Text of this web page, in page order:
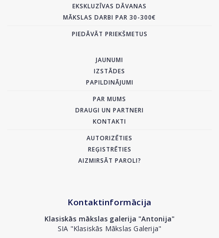
EKSKLUZĪVAS DĀVANAS
MĀKSLAS DARBI PAR 30-300€
PIEDĀVĀT PRIEKŠMETUS
JAUNUMI
IZSTĀDES
PAPILDINĀJUMI
PAR MUMS
DRAUGI UN PARTNERI
KONTAKTI
AUTORIZĒTIES
REĢISTRĒTIES
AIZMIRSĀT PAROLI?
Kontaktinformācija
Klasiskās mākslas galerija "Antonija"
SIA "Klasiskās Mākslas Galerija"